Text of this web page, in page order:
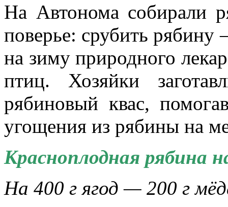
На Автонома собирали
поверье: срубить рябину
на зиму природного
птиц. Хозяйки
рябиновый квас,
угощения из рябины на
Красноплодная рябина
На 400 г ягод — 200 г